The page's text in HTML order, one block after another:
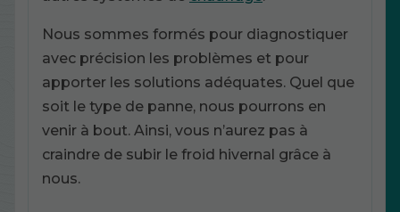
Nous sommes formés pour diagnostiquer
avec précision les problèmes et pour
apporter les solutions adéquates. Quel que
soit le type de panne, nous pourrons en
venir à bout. Ainsi, vous n’aurez pas à
craindre de subir le froid hivernal grâce à
nous.